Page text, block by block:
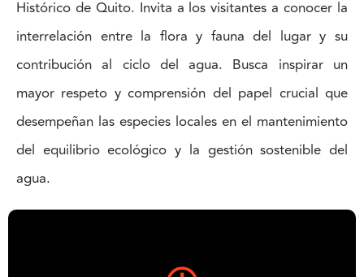
Histórico de Quito. Invita a los visitantes a conocer la
interrelación entre la flora y fauna del lugar y su
contribución al ciclo del agua. Busca inspirar un
mayor respeto y comprensión del papel crucial que
desempeñan las especies locales en el mantenimiento
del equilibrio ecológico y la gestión sostenible del
agua.